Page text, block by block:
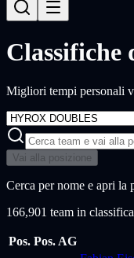
Classifiche
Migliori tempi personali
Vai alla posizione
Cerca per nome e apri la
166,901 team in classifica
Pos. Pos. AG